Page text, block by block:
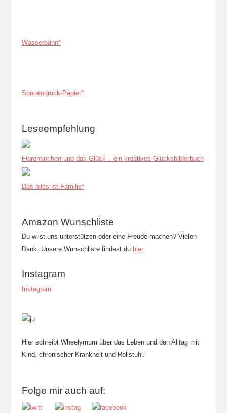
Wasserbahn*
Sonnendruck-Papier*
Leseempfehlung
Florentinchen und das Glück – ein kreatives Glücksbilderbuch
Das alles ist Familie*
Amazon Wunschliste
Du wilst uns unterstützen oder eine Freude machen? Vielen
Dank. Unsere Wunschliste findest du hier
Instagram
Instagram
Hier schreibt Wheelymum über das Leben und den Alltag mit
Kind, chronischer Krankheit und Rollstuhl.
Folge mir auch auf: